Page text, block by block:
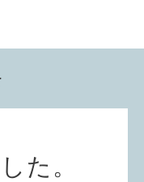
た。